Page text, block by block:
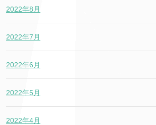
2022年8月
2022年7月
2022年6月
2022年5月
2022年4月